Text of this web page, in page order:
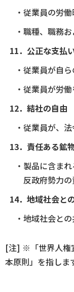
・従業員の労
・職種、職務
11．公正な支払
・従業員が自
・従業員が労
12．結社の自由
・従業員が、
13．責任ある鉱
・製品に含ま
反政府勢力の
14．地域社会と
・地域社会と
[注] ※「世界人権
本原則」を指しま